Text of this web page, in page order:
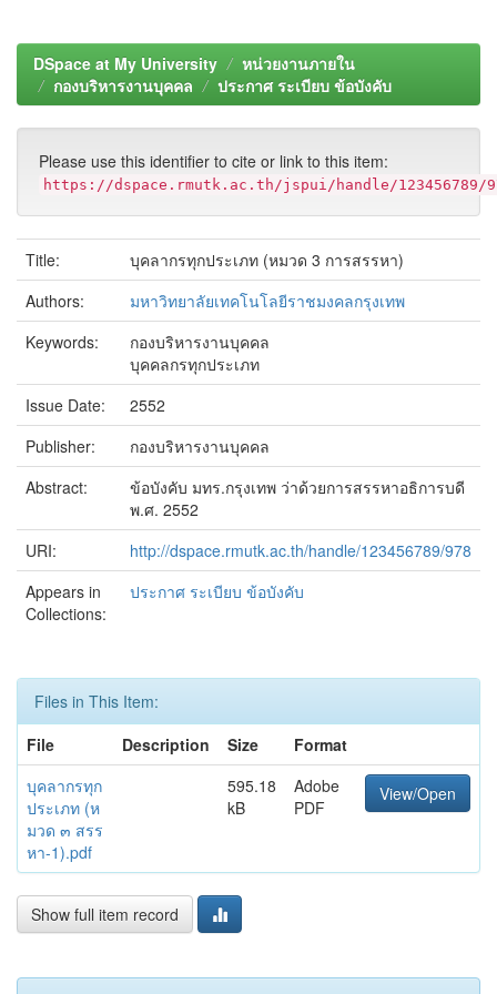
DSpace at My University
หน่วยงานภายใน
กองบริหารงานบุคคล
ประกาศ ระเบียบ ข้อบังคับ
Please use this identifier to cite or link to this item:
https://dspace.rmutk.ac.th/jspui/handle/123456789/
Title:
บุคลากรทุกประเภท (หมวด 3 การสรรหา)
Authors:
มหาวิทยาลัยเทคโนโลยีราชมงคลกรุงเทพ
Keywords:
กองบริหารงานบุคคล
บุคคลกรทุกประเภท
Issue Date:
2552
Publisher:
กองบริหารงานบุคคล
Abstract:
ข้อบังคับ มทร.กรุงเทพ ว่าด้วยการสรรหาอธิการบดี
พ.ศ. 2552
URI:
http://dspace.rmutk.ac.th/handle/123456789/978
Appears in
Collections:
ประกาศ ระเบียบ ข้อบังคับ
Files in This Item:
File
Description Size
Format
บุคลากรทุก
ประเภท (ห
มวด ๓ สรร
หา-1).pdf
595.18
kB
Adobe
PDF
View/Open
Show full item record